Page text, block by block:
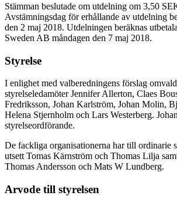
Stämman beslutade om utdelning om 3,50
Avstämningsdag för erhållande av utdelning
den 2 maj 2018. Utdelningen beräknas
Sweden AB måndagen den 7 maj 2018.
Styrelse
I enlighet med valberedningens förslag
styrelseledamöter Jennifer Allerton, Claes
Fredriksson, Johan Karlström, Johan Molin,
Helena Stjernholm och Lars Westerberg.
styrelseordförande.
De fackliga organisationerna har till ordinarie
utsett Tomas Kärnström och Thomas Lilja
Thomas Andersson och Mats W Lundberg.
Arvode till styrelsen